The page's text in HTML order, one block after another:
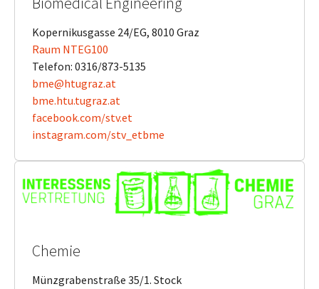
Kopernikusgasse 24/EG, 8010 Graz
Raum NTEG100
Telefon: 0316/873-5135
bme@htugraz.at
bme.htu.tugraz.at
facebook.com/stv.et
instagram.com/stv_etbme
Chemie
Münzgrabenstraße 35/1. Stock